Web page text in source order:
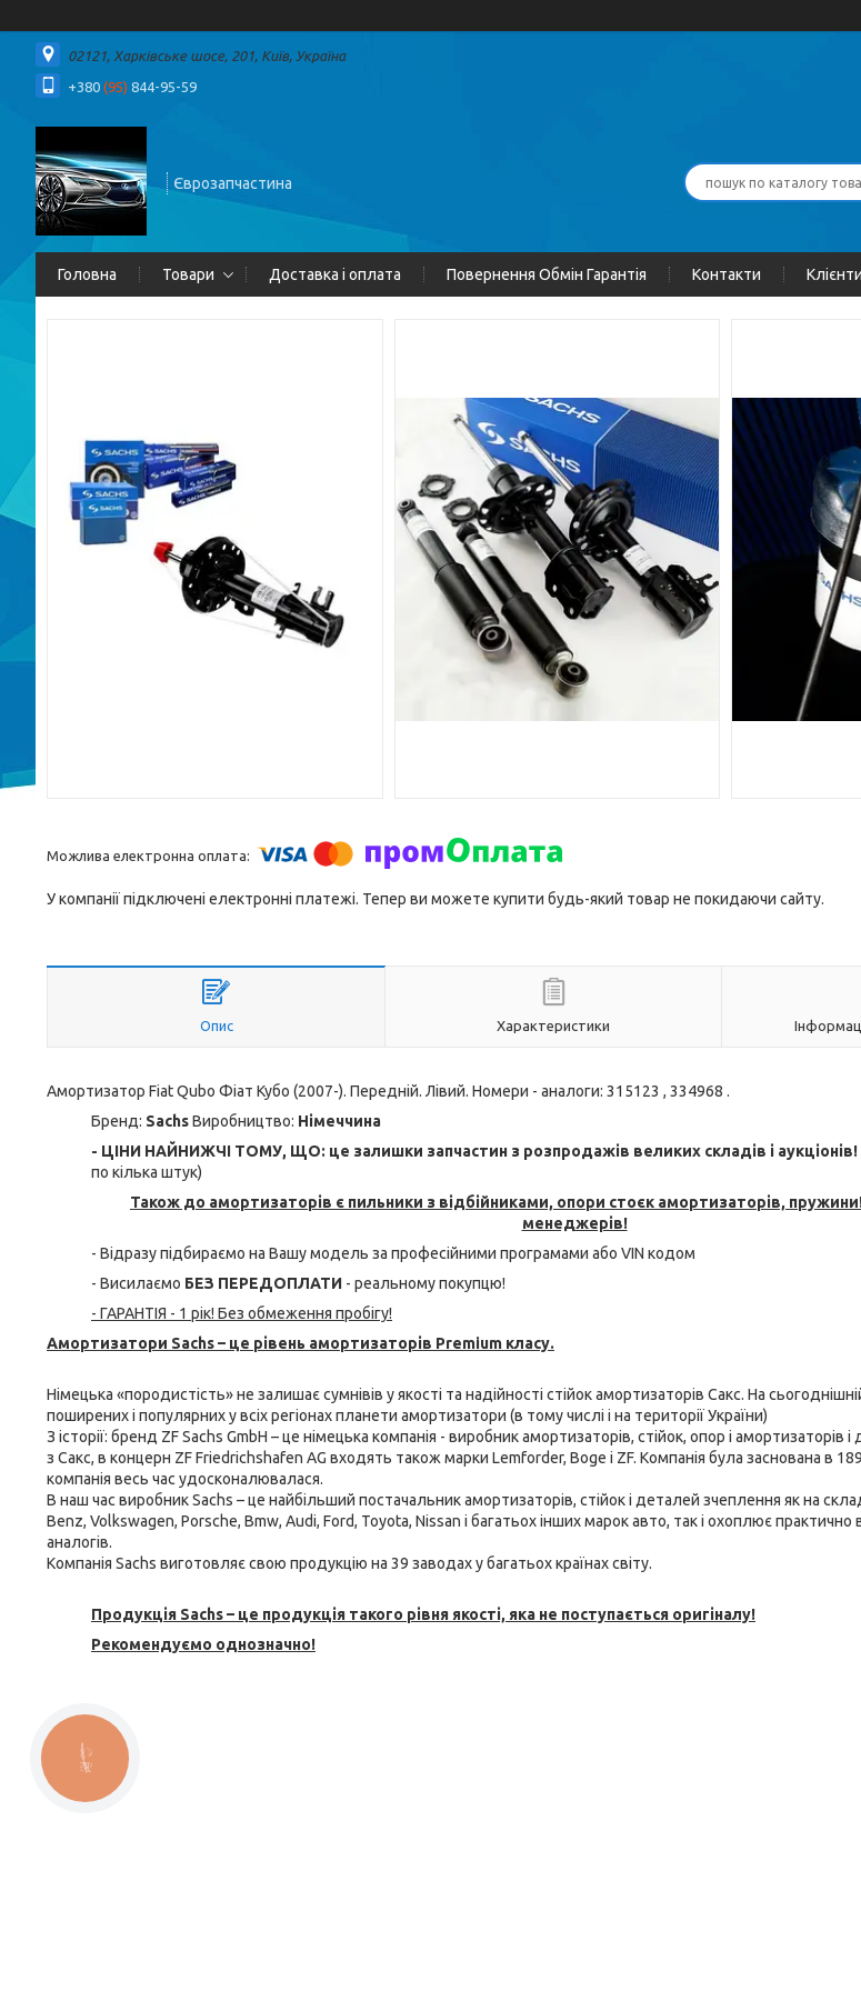
02121, Харківське шосе, 201, Київ, Україна
+380 (95) 844-95-59
Єврозапчастина
Головна Товари Доставка і оплата Повернення Обмін Гарантія Контакти
У компанії підключені електронні платежі. Тепер ви можете купити будь-який товар не покидаючи сайту.
Опис Характеристики
Амортизатор Fiat Qubo Фіат Кубо (2007-). Передній. Лівий. Номери - аналоги: 315123 , 334968 .
Бренд: SachsВиробництво: Німеччина
- ЦІНИ НАЙНИЖЧІ ТОМУ, ЩО: це залишки запчастин з розпродажів великих складів і аукціонів!
по кілька штук)
Також до амортизаторів є пильники з відбійниками, опори стоєк амортизаторів,
менеджерів!
- Відразу підбираємо на Вашу модель за професійними програмами або VIN кодом
- Висилаємо БЕЗ ПЕРЕДОПЛАТИ - реальному покупцю!
- ГАРАНТІЯ - 1 рік! Без обмеження пробігу!
Амортизатори Sachs – це рівень амортизаторів Premium класу.
Німецька «породистість» не залишає сумнівів у якості та надійності стійок амортизаторів Сакс. На
поширених і популярних у всіх регіонах планети амортизатори (в тому числі і на території України)
З історії: бренд ZF Sachs GmbH – це німецька компанія - виробник амортизаторів, стійок, опор і амортизаторів
з Сакс, в концерн ZF Friedrichshafen AG входять також марки Lemforder, Boge і ZF. Компанія була заснована в
компанія весь час удосконалювалася.
В наш час виробник Sachs – це найбільший постачальникамортизаторів, стійок і деталей зчеплення як на
Benz, Volkswagen, Porsche, Bmw, Audi, Ford, Toyota, Nissan і багатьох інших марок авто, так і охоплює практично
аналогів.
Компанія Sachs виготовляє свою продукцію на 39 заводах у багатьох країнах світу.
Продукція Sachs – це продукція такого рівня якості, яка не поступається оригіналу!
Рекомендуємо однозначно!
КНОПКА
ЗВ'ЯЗКУ